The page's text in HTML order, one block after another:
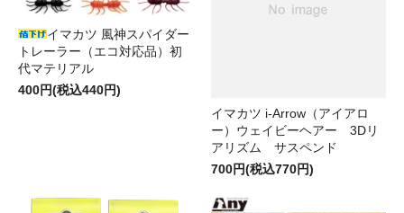
イマカツ 風神スパイダー
トレーラー（エコ対応品）初
代マテリアル
400円(税込440円)
イマカツ i-Arrow（アイアロ
ー）ウェイビーヘアー 3Dリ
アリズム サスペンド
700円(税込770円)